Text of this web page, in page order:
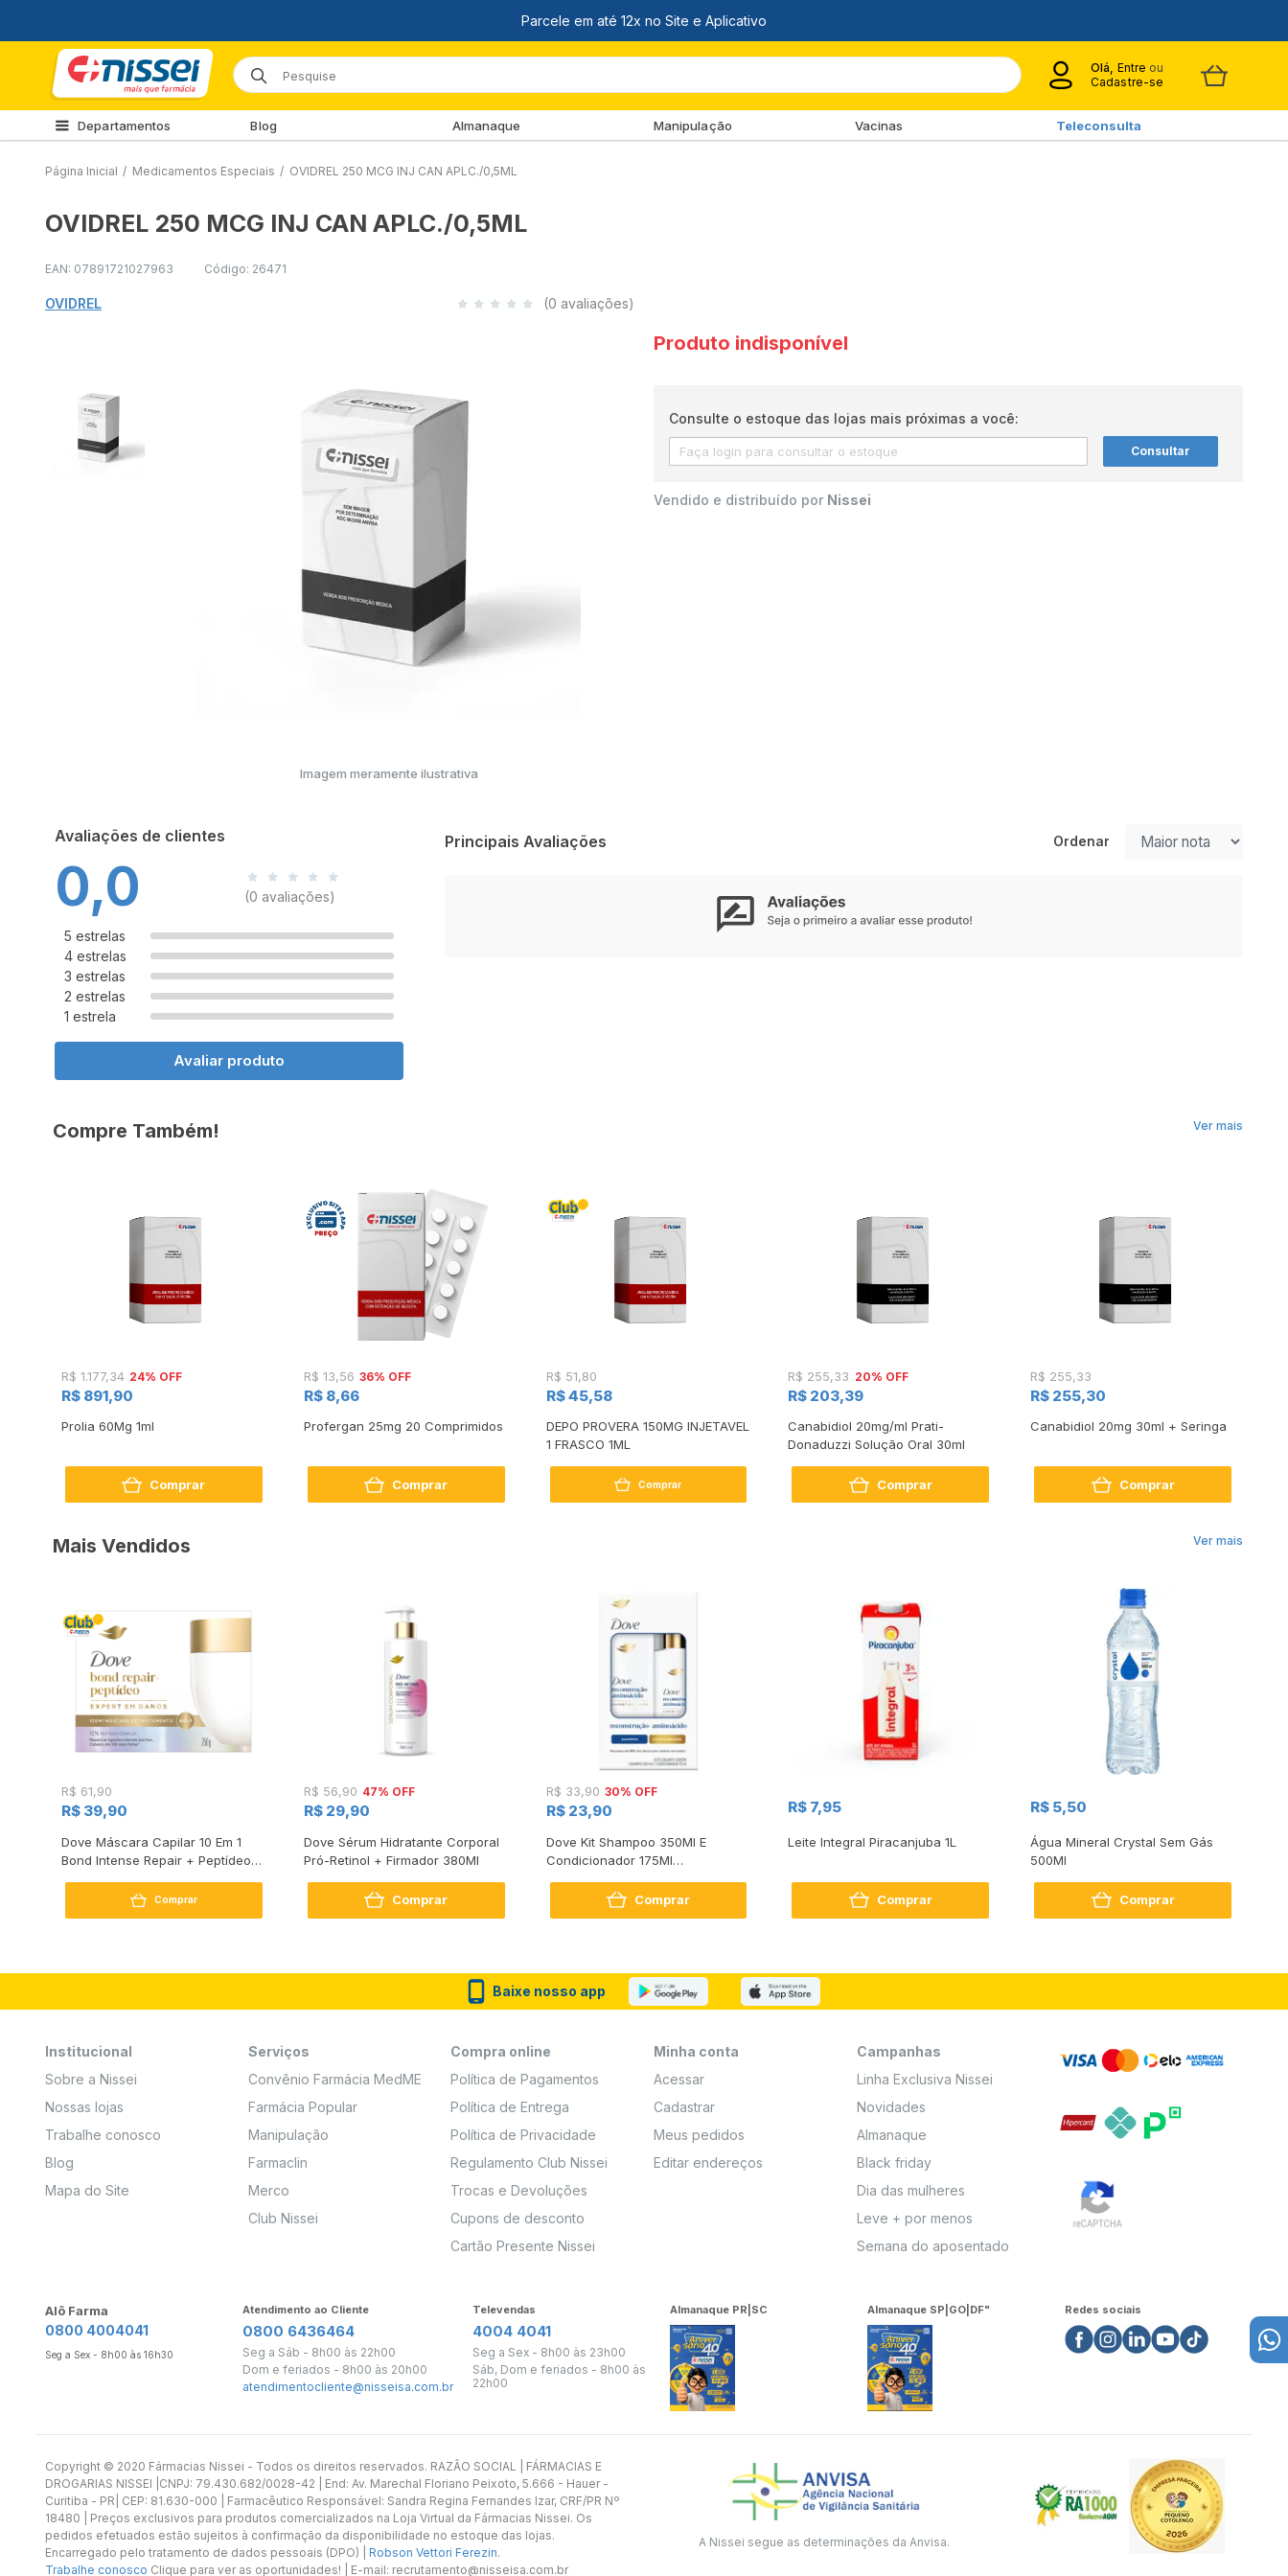
Olá, Entre ou
Cadastre-se
Departamentos Blog Almanaque Manipulação Vacinas Teleconsulta
Página Inicial / Medicamentos Especiais / OVIDREL 250 MCG INJ CAN APLC./0,5ML
OVIDREL 250 MCG INJ CAN APLC./0,5ML
EAN: 07891721027963 Código: 26471
OVIDREL (0 avaliações)
Imagem meramente ilustrativa
Produto indisponível
Consulte o estoque das lojas mais próximas a você:
Consultar
Vendido e distribuído por Nissei
Avaliações de clientes
0,0 (0 avaliações)
5 estrelas
4 estrelas
3 estrelas
2 estrelas
1 estrela
Avaliar produto
Principais Avaliações Ordenar
Ver mais
Compre Também!
R$ 1.177,34 24% OFF
R$ 891,90
Prolia 60Mg 1ml
Comprar
R$ 13,56 36% OFF
R$ 8,66
Profergan 25mg 20 Comprimidos
Comprar
R$ 51,80
R$ 45,58
DEPO PROVERA 150MG INJETAVEL
1 FRASCO 1ML
Comprar
R$ 255,33 20% OFF
R$ 203,39
Canabidiol 20mg/ml Prati-
Donaduzzi Solução Oral 30ml
Comprar
R$ 255,33
R$ 255,30
Canabidiol 20mg 30ml + Seringa
Comprar
Ver mais
Mais Vendidos
R$ 61,90
R$ 39,90
Dove Máscara Capilar 10 Em 1
Bond Intense Repair + Peptídeo
Comprar
R$ 56,90 47% OFF
R$ 29,90
Dove Sérum Hidratante Corporal
Pró-Retinol + Firmador 380Ml
Comprar
R$ 33,90 30% OFF
R$ 23,90
Dove Kit Shampoo 350Ml E
Condicionador 175Ml
Comprar
R$ 7,95
Leite Integral Piracanjuba 1L
Comprar
R$ 5,50
Água Mineral Crystal Sem Gás
500Ml
Comprar
Baixe nosso app
Institucional
Sobre a Nissei
Nossas lojas
Trabalhe conosco
Blog
Mapa do Site
Serviços
Convênio Farmácia MedME
Farmácia Popular
Manipulação
Farmaclin
Merco
Club Nissei
Compra online
Política de Pagamentos
Política de Entrega
Política de Privacidade
Regulamento Club Nissei
Trocas e Devoluções
Cupons de desconto
Cartão Presente Nissei
Minha conta
Acessar
Cadastrar
Meus pedidos
Editar endereços
Campanhas
Linha Exclusiva Nissei
Novidades
Almanaque
Black friday
Dia das mulheres
Leve + por menos
Semana do aposentado
Alô Farma
0800 4004041
Seg a Sex - 8h00 às 16h30
Atendimento ao Cliente
0800 6436464
Seg a Sáb - 8h00 às 22h00
Dom e feriados - 8h00 às 20h00
atendimentocliente@nisseisa.com.br
Televendas
4004 4041
Seg a Sex - 8h00 às 23h00
Sáb, Dom e feriados - 8h00 às
22h00
Almanaque PR|SC Almanaque SP|GO|DF" Redes sociais
Copyright ©️ 2020 Fármacias Nissei - Todos os direitos reservados. RAZÃO SOCIAL | FÁRMACIAS E
DROGARIAS NISSEI |CNPJ: 79.430.682/0028-42 | End: Av. Marechal Floriano Peixoto, 5.666 - Hauer -
Curitiba - PR| CEP: 81.630-000 | Farmacêutico Responsável: Sandra Regina Fernandes Izar, CRF/PR Nº
18480 | Preços exclusivos para produtos comercializados na Loja Virtual da Fármacias Nissei. Os
pedidos efetuados estão sujeitos à confirmação da disponibilidade no estoque das lojas.
Encarregado pelo tratamento de dados pessoais (DPO) | Robson Vettori Ferezin.
Trabalhe conosco Clique para ver as oportunidades! | E-mail: recrutamento@nisseisa.com.br
A Nissei segue as determinações da Anvisa.